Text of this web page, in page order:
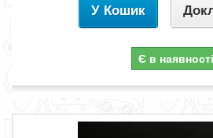
У Кошик
Є в наявності